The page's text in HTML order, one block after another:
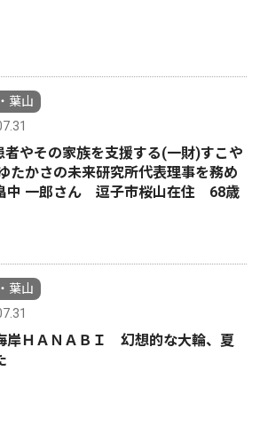
葉山
者やその家族を支援する(一財)すこや
たかさの未来研究所代表理事を務め
一郎さん 逗子市桜山在住 68歳
葉山
岸ＨＡＮＡＢＩ 幻想的な大輪、夏